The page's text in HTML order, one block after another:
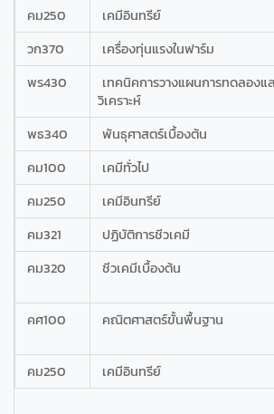
คม250 เคมีอินทรีย์
วก370
เครื่องทุ่นแรงในฟาร์ม
พร430
เทคนิคการวางแผนการทดลองแ
วิเคราะห์
พธ340 พันธุศาสตร์เบื้องต้น
คม100
เคมีทั่วไป
คม250
เคมีอินทรีย์
คม321
ปฏิบัติการชีวเคมี
คม320
ชีวเคมีเบื้องต้น
คศ100
คณิตศาสตร์ขั้นพื้นฐาน
คม250
เคมีอินทรีย์